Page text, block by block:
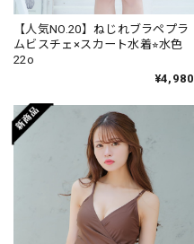
【人気NO.20】ねじれブラペプラ
ムビスチェ×スカート水着⭐︎水色
22o
¥4,980